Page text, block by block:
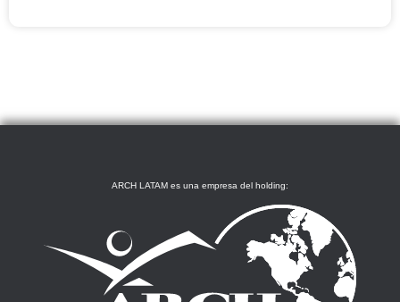
ARCH LATAM es una empresa del holding: